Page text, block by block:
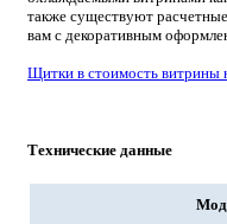
также существуют
вам с декоративным
Щитки в стоимость витрины
Технические данные